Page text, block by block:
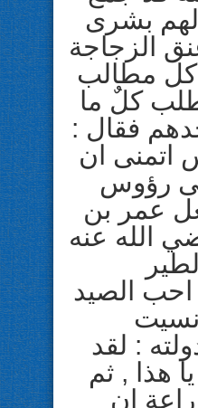
بشرى
الزجاجة
كل مطالب
كلٌ ما
فقال :
اتمنى ان
رؤوس
عمر بن
الله عنه
احب الصيد
: لقد
هذا , ثم
ان